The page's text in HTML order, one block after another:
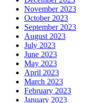
November 2023
October 2023
September 2023
August 2023
July 2023
June 2023
May 2023
April 2023
March 2023
February 2023
January 2023